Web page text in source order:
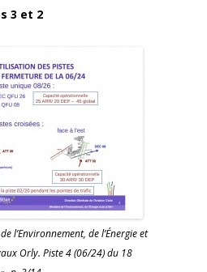
3 et 2
l’Environnement, de l’Énergie et
Orly. Piste 4 (06/24) du 18